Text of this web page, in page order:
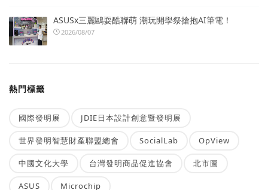
ASUSx三麗鷗耍酷聯萌 潮玩開學祭搶抱AI筆電！
2026/08/07
熱門標籤
國際發明展 JDIE日本設計創意暨發明展
世界發明智慧財產聯盟總會 SocialLab OpView
中國文化大學 台灣發明商品促進協會 北市圖
ASUS Microchip